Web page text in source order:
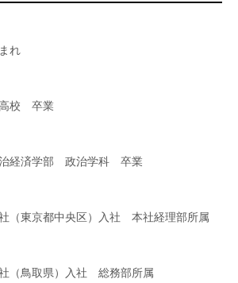
れ
高校 卒業
経済学部 政治学科 卒業
（東京都中央区）入社 本社経理部所属
（鳥取県）入社 総務部所属